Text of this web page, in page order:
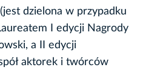
dzielona w przypadku
I edycji Nagrody
a II edycji
aktorek i twórców